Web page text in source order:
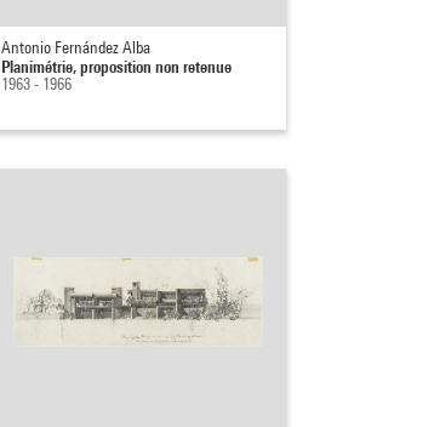
Antonio Fernández Alba
Planimétrie, proposition non retenue
1963 - 1966